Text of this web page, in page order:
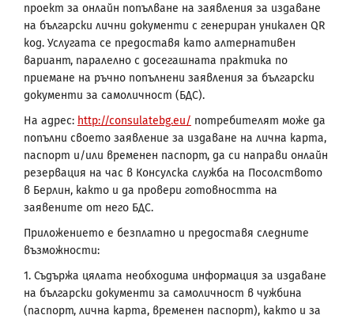
проект за онлайн попълване на заявления за издаване
на български лични документи с генериран уникален QR
код. Услугата се предоставя като алтернативен
вариант, паралелно с досегашната практика по
приемане на ръчно попълнени заявления за български
документи за самоличност (БДС).
На адрес: http://consulatebg.eu/ потребителят може да
попълни своето заявление за издаване на лична карта,
паспорт и/или временен паспорт, да си направи онлайн
резервация на час в Консулска служба на Посолството
в Берлин, както и да провери готовността на
заявените от него БДС.
Приложението е безплатно и предоставя следните
възможности:
1. Съдържа цялата необходима информация за издаване
на български документи за самоличност в чужбина
(паспорт, лична карта, временен паспорт), както и за